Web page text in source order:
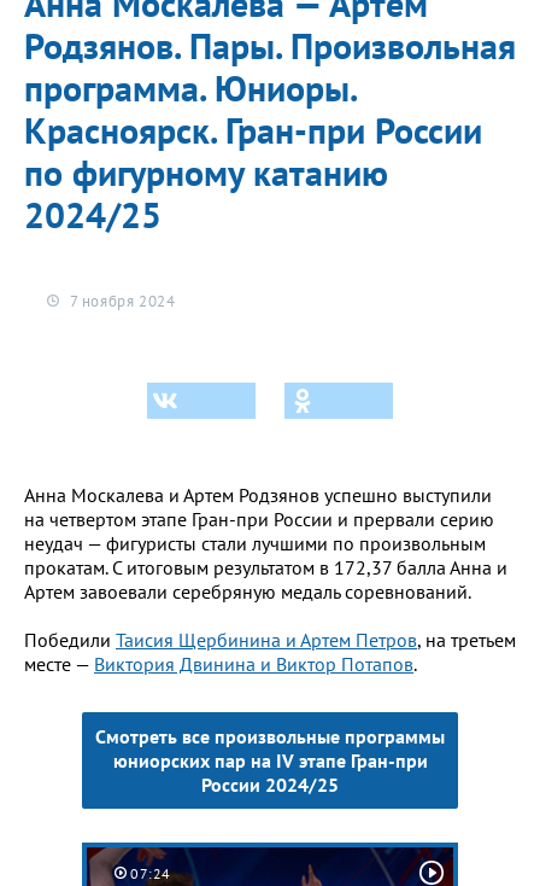
Родзянов. Пары. Произвольная
программа. Юниоры.
Красноярск. Гран-при России
по фигурному катанию
2024/25
7 ноября 2024
Анна Москалева и Артем Родзянов успешно выступили
на четвертом этапе Гран-при России и прервали серию
неудач — фигуристы стали лучшими по произвольным
прокатам. С итоговым результатом в 172,37 балла Анна и
Артем завоевали серебряную медаль соревнований.
Победили Таисия Щербинина и Артем Петров, на третьем
месте — Виктория Двинина и Виктор Потапов.
Смотреть все произвольные программы
юниорских пар на IV этапе Гран-при
России 2024/25
07:24